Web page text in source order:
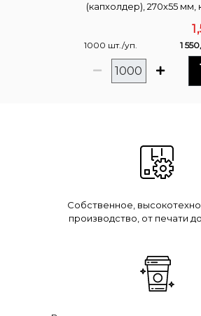
(капхолдер), 270х55 мм,
1000 шт./уп.
1
Собственное,
производство, от печати